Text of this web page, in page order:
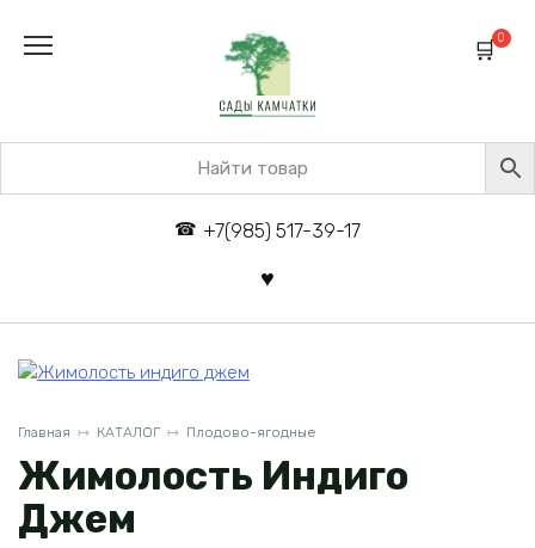
+7(985) 517-39-17
0
Главная КАТАЛОГ Плодово-ягодные
Жимолость Индиго
Джем